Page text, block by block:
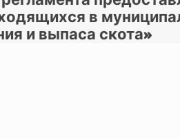
в
и выпаса скота»